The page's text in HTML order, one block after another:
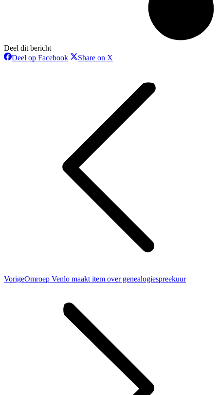
Deel dit bericht
Deel op FacebookDeelShare on X
VorigeVorig
Omroep Venlo maakt item over genealogiespreekuur